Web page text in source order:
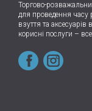
Торгово-
для проведення часу
взуття та аксесуарів
корисні послуги –